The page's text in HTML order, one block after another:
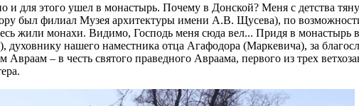
для этого ушел в монастырь. Почему в Донской? Меня с детства
был филиал Музея архитектуры имени А.В. Щусева), по
жили монахи. Видимо, Господь меня сюда вел... Придя в монастырь
нашего наместника отца Агафодора (Маркевича), за
– в честь святого праведного Авраама, первого из трех